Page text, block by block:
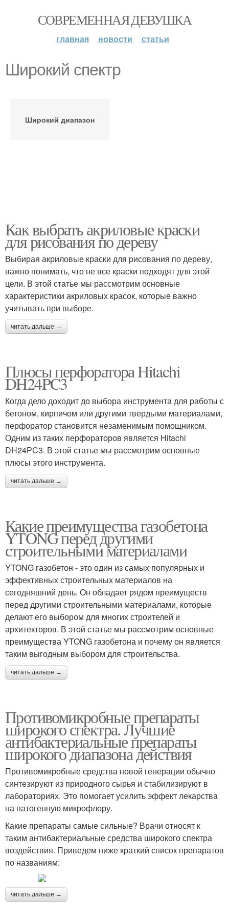
СОВРЕМЕННАЯ ДЕВУШКА
главная новости статьи
Широкий спектр
Широкий диапазон
Как выбрать акриловые краски
для рисования по дереву
Выбирая акриловые краски для рисования по дереву,
важно понимать, что не все краски подходят для этой
цели. В этой статье мы рассмотрим основные
характеристики акриловых красок, которые важно
учитывать при выборе.
читать дальше →
Плюсы перфоратора Hitachi
DH24PC3
Когда дело доходит до выбора инструмента для работы с
бетоном, кирпичом или другими твердыми материалами,
перфоратор становится незаменимым помощником.
Одним из таких перфораторов является Hitachi
DH24PC3. В этой статье мы рассмотрим основные
плюсы этого инструмента.
читать дальше →
Какие преимущества газобетона
YTONG перед другими
строительными материалами
YTONG газобетон - это один из самых популярных и
эффективных строительных материалов на
сегодняшний день. Он обладает рядом преимуществ
перед другими строительными материалами, которые
делают его выбором для многих строителей и
архитекторов. В этой статье мы рассмотрим основные
преимущества YTONG газобетона и почему он является
таким выгодным выбором для строительства.
читать дальше →
Противомикробные препараты
широкого спектра. Лучшие
антибактериальные препараты
широкого диапазона действия
Противомикробные средства новой генерации обычно
синтезируют из природного сырья и стабилизируют в
лабораториях. Это помогает усилить эффект лекарства
на патогенную микрофлору.
Какие препараты самые сильные? Врачи относят к
таким антибактериальные средства широкого спектра
воздействия. Приведем ниже краткий список препаратов
по названиям:
читать дальше →